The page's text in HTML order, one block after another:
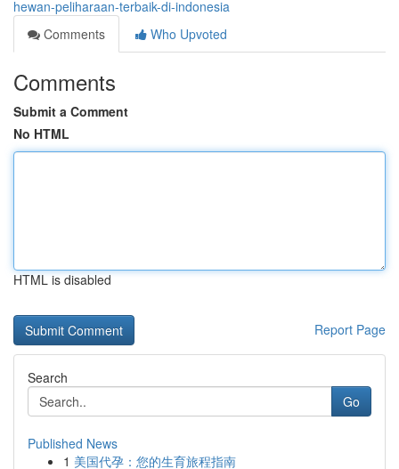
hewan-peliharaan-terbaik-di-indonesia
Comments
Who Upvoted
Comments
Submit a Comment
No HTML
HTML is disabled
Report Page
Search
Go
Published News
1 美国代孕：您的生育旅程指南